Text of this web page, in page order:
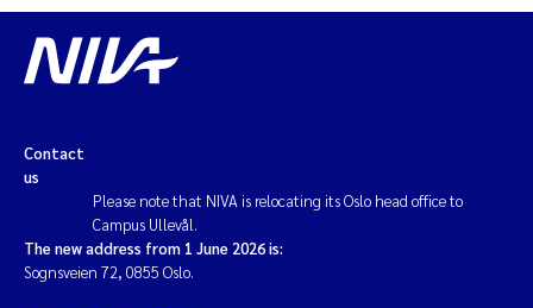
Contact
us
Please note that NIVA is relocating its Oslo head office to
Campus Ullevål.
The new address from 1 June 2026 is:
Sognsveien 72, 0855 Oslo.